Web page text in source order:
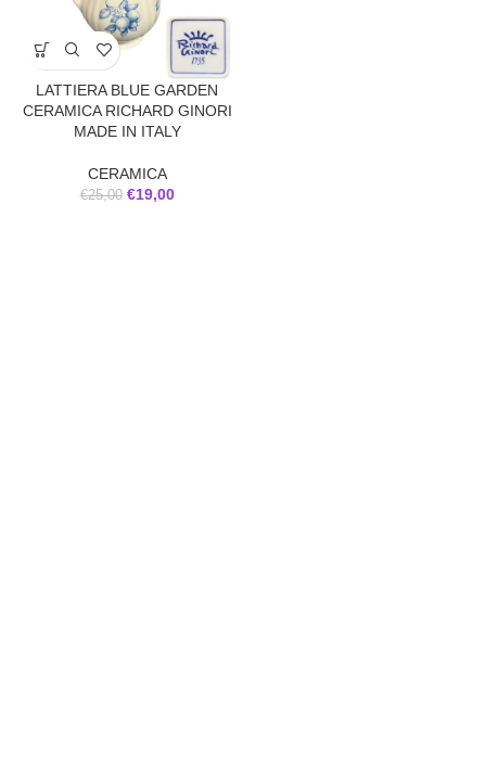
LATTIERA BLUE GARDEN
CERAMICA RICHARD GINORI
MADE IN ITALY
CERAMICA
€25,00 €19,00